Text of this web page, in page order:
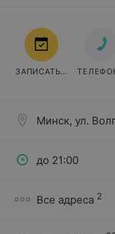
Минск, ул.
до 21:00
Все адреса 2
ЗАПИСАТЬСЯ